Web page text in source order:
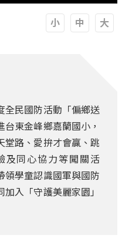
全民國防活動「偏鄉送
東金峰鄉嘉蘭國小，
堂路、愛拚才會贏、跳
及同心協力等闖關活
領學童認識國軍與國防
入「守護美麗家園」